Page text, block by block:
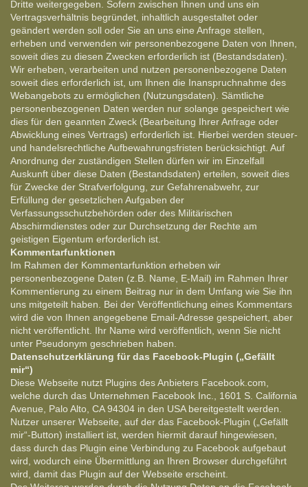
Dritte weitergegeben. Sofern zwischen Ihnen und uns ein
Vertragsverhältnis begründet, inhaltlich ausgestaltet oder
geändert werden soll oder Sie an uns eine Anfrage stellen,
erheben und verwenden wir personenbezogene Daten von Ihnen,
soweit dies zu diesen Zwecken erforderlich ist (Bestandsdaten).
Wir erheben, verarbeiten und nutzen personenbezogene Daten
soweit dies erforderlich ist, um Ihnen die Inanspruchnahme des
Webangebots zu ermöglichen (Nutzungsdaten). Sämtliche
personenbezogenen Daten werden nur solange gespeichert wie
dies für den geannten Zweck (Bearbeitung Ihrer Anfrage oder
Abwicklung eines Vertrags) erforderlich ist. Hierbei werden steuer-
und handelsrechtliche Aufbewahrungsfristen berücksichtigt. Auf
Anordnung der zuständigen Stellen dürfen wir im Einzelfall
Auskunft über diese Daten (Bestandsdaten) erteilen, soweit dies
für Zwecke der Strafverfolgung, zur Gefahrenabwehr, zur
Erfüllung der gesetzlichen Aufgaben der
Verfassungsschutzbehörden oder des Militärischen
Abschirmdienstes oder zur Durchsetzung der Rechte am
geistigen Eigentum erforderlich ist.
Kommentarfunktionen
Im Rahmen der Kommentarfunktion erheben wir
personenbezogene Daten (z.B. Name, E-Mail) im Rahmen Ihrer
Kommentierung zu einem Beitrag nur in dem Umfang wie Sie ihn
uns mitgeteilt haben. Bei der Veröffentlichung eines Kommentars
wird die von Ihnen angegebene Email-Adresse gespeichert, aber
nicht veröffentlicht. Ihr Name wird veröffentlich, wenn Sie nicht
unter Pseudonym geschrieben haben.
Datenschutzerklärung für das Facebook-Plugin („Gefällt
mir“)
Diese Webseite nutzt Plugins des Anbieters Facebook.com,
welche durch das Unternehmen Facebook Inc., 1601 S. California
Avenue, Palo Alto, CA 94304 in den USA bereitgestellt werden.
Nutzer unserer Webseite, auf der das Facebook-Plugin („Gefällt
mir“-Button) installiert ist, werden hiermit darauf hingewiesen,
dass durch das Plugin eine Verbindung zu Facebook aufgebaut
wird, wodurch eine Übermittlung an Ihren Browser durchgeführt
wird, damit das Plugin auf der Webseite erscheint.